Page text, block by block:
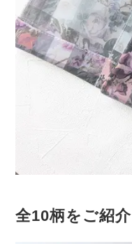
全10柄をご紹介